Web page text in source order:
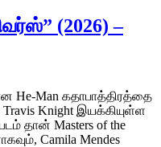
(2026) –
He-Man கதாபாத்திரத்தை
Knight இயக்கியுள்ள
தான் Masters of the
Camila Mendes